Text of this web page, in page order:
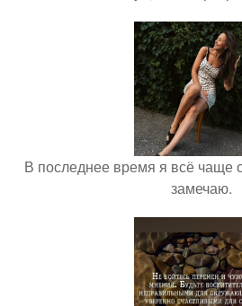
В последнее время я всё чаще
замечаю.